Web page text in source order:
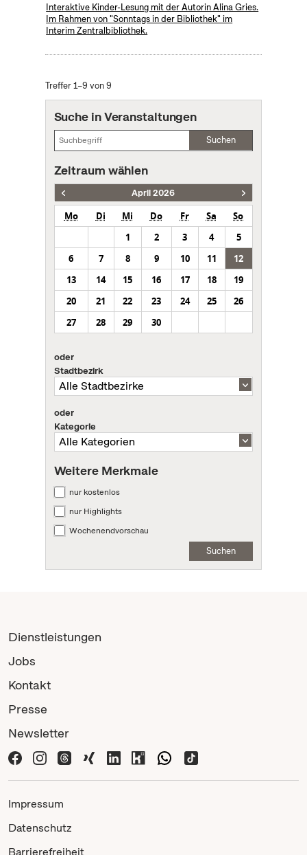
Interaktive Kinder-Lesung mit der Autorin Alina Gries.
Im Rahmen von "Sonntags in der Bibliothek" im
Interim Zentralbibliothek.
Treffer 1–9 von 9
Suche in Veranstaltungen
Suchen
Zeitraum wählen
April 2026
Mo Di Mi Do Fr Sa
So
1
2 3 4
5
6
7 8 9 10 11
12
13
14 15 16 17 18
19
20
21 22 23 24 25
26
27
28 29 30
oder
Stadtbezirk
oder
Kategorie
Weitere Merkmale
nur kostenlos
nur Highlights
Wochenendvorschau
Suchen
Dienstleistungen
Jobs
Kontakt
Presse
Newsletter
Impressum
Datenschutz
Barrierefreiheit